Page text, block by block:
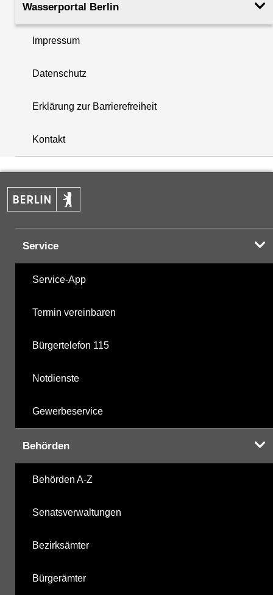
Filterunterkante
+
−
Wasserportal Berlin
Impressum
Datenschutz
Erklärung zur Barrierefreiheit
Kontakt
Service
Service-App
Termin vereinbaren
Bürgertelefon 115
Notdienste
Gewerbeservice
Behörden
Behörden A-Z
Senatsverwaltungen
Bezirksämter
Bürgerämter